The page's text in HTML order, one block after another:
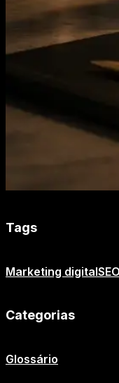
Tags
Marketing digital
Categorias
Glossário